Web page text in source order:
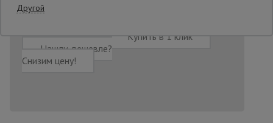
Купить в 1 клик
Нашли дешевле?
Снизим цену!
Другой